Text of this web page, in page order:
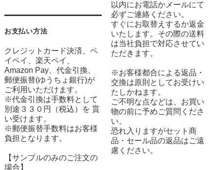
お支払い方法
クレジットカード決済、ペ
イペイ、楽天ペイ、
Amazon Pay、代金引換、
郵便振替(ゆうちょ銀行)が
ご利用いただけます。
※代金引換は手数料として
別途３３０円（税込）を 貰
い受けます。
※郵便振替手数料はお客様
負担となります。
【サンプルのみのご注文の
場合】
以内にお電話かメールにて
必ずご連絡ください。
すぐにお取替えするか返金
いたします。その際の送料
は当社負担で対応させてい
ただきます。
※お客様都合による返品・
交換は原則としてお受けい
たしかねます。
ご不明な点などは、お買い
物の前に予めご質問くださ
い。
恐れ入りますがセット商
品・セール品の返品はご遠
慮ください。